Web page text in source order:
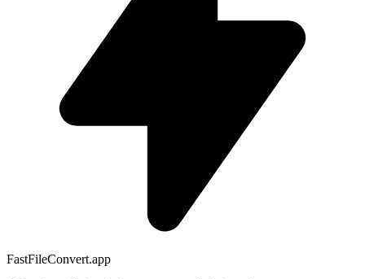
FastFileConvert.app